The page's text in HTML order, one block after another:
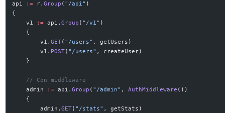
api := r.Group ( "/api" )
{
    v1
:= api.Group ( "/v1" )
    {
        v1.
GET( "/users" , getUsers)
        v1.
POST( "/users" , createUser)
    }
    // Con middleware
    admin
:= api.Group ( "/admin" , AuthMiddleware ())
    {
        admin.
GET( "/stats" , getStats)